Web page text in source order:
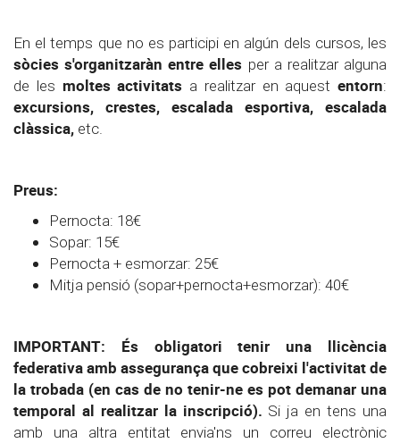
En el temps que no es participi en algún dels cursos, les
sòcies s'organitzaràn entre elles per a realitzar alguna
de les moltes activitats a realitzar en aquest entorn:
excursions, crestes, escalada esportiva, escalada
clàssica, etc.
Preus:
Pernocta: 18€
Sopar: 15€
Pernocta + esmorzar: 25€
Mitja pensió (sopar+pernocta+esmorzar): 40€
IMPORTANT: És obligatori tenir una llicència
federativa amb assegurança que cobreixi l'activitat de
la trobada (en cas de no tenir-ne es pot demanar una
temporal al realitzar la inscripció). Si ja en tens una
amb una altra entitat envia'ns un correu electrònic